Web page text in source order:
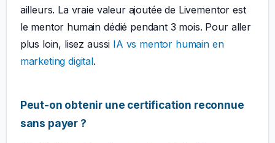
ailleurs. La vraie valeur ajoutée de Livementor est
le mentor humain dédié pendant 3 mois. Pour aller
plus loin, lisez aussi IA vs mentor humain en
marketing digital.
Peut-on obtenir une certification reconnue
sans payer ?